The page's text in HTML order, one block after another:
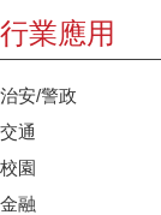
行業應用
治安/警政
交通
校園
金融